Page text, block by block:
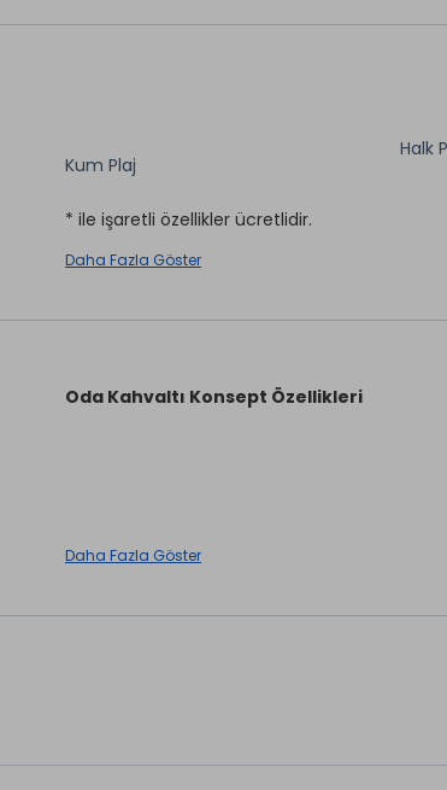
Kum Plaj
Halk
* ile işaretli özellikler ücretlidir.
Daha Fazla Göster
Oda Kahvaltı Konsept Özellikleri
Kahvaltı (07:30 ile 10:30 saatleri arasında)
Daha Fazla Göster